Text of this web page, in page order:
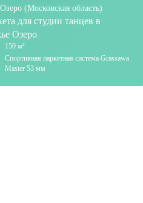
(Московская область)
для студии танцев в
Озеро
150 м²
Спортивная паркетная система Grassawa
Master 53 мм